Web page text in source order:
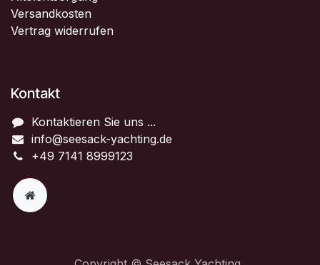
Versandkosten
Vertrag widerrufen
Kontakt
Kontaktieren Sie uns ...
info@seesack-yachting.de
+49 7141 8999123